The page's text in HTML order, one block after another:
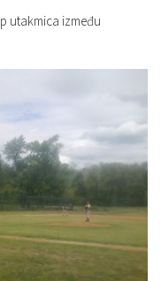
utakmica između